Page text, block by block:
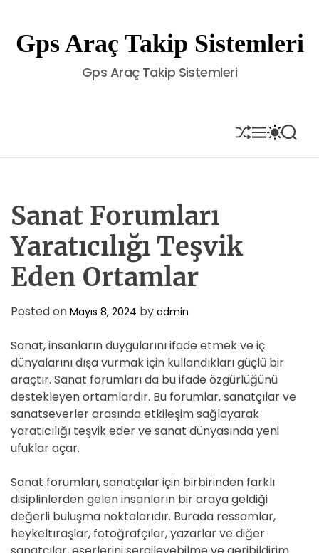
t
Gps Araç Takip Sistemleri
Gps Araç Takip Sistemleri
S
H
U
M
E
N
S
W
I
S
E
A
Sanat Forumları
Yaratıcılığı Teşvik
Eden Ortamlar
Posted on Mayıs 8, 2024 by admin
Sanat, insanların duygularını ifade etmek ve iç
dünyalarını dışa vurmak için kullandıkları güçlü bir
araçtır. Sanat forumları da bu ifade özgürlüğünü
destekleyen ortamlardır. Bu forumlar, sanatçılar ve
sanatseverler arasında etkileşim sağlayarak
yaratıcılığı teşvik eder ve sanat dünyasında yeni
ufuklar açar.
Sanat forumları, sanatçılar için birbirinden farklı
disiplinlerden gelen insanların bir araya geldiği
değerli buluşma noktalarıdır. Burada ressamlar,
heykeltıraşlar, fotoğrafçılar, yazarlar ve diğer